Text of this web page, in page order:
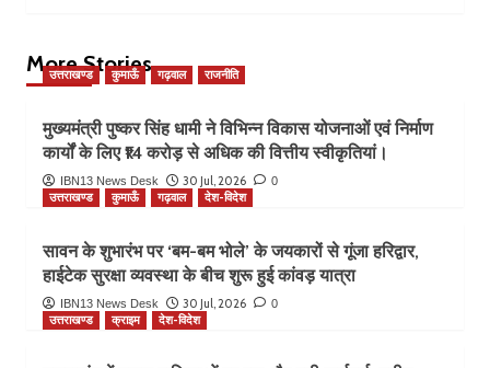
More Stories
उत्तराखण्ड कुमाऊँ गढ़वाल राजनीति
मुख्यमंत्री पुष्कर सिंह धामी ने विभिन्न विकास योजनाओं एवं निर्माण
कार्यों के लिए ₹14 करोड़ से अधिक की वित्तीय स्वीकृतियां।
IBN13 News Desk 30 Jul, 2026 0
उत्तराखण्ड कुमाऊँ गढ़वाल देश-विदेश
सावन के शुभारंभ पर ‘बम-बम भोले’ के जयकारों से गूंजा हरिद्वार,
हाईटेक सुरक्षा व्यवस्था के बीच शुरू हुई कांवड़ यात्रा
IBN13 News Desk 30 Jul, 2026 0
उत्तराखण्ड क्राइम देश-विदेश